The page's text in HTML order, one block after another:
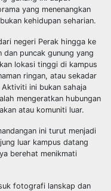
yang menenangkan
kehidupan seharian.
negeri Perak hingga ke
dan puncak gunung yang
lokasi tinggi di kampus
ringan, atau sekadar
ini bukan sahaja
mengeratkan hubungan
atau komuniti luar.
ini turut menjadi
luar kampus datang
berehat menikmati
fotografi lanskap dan